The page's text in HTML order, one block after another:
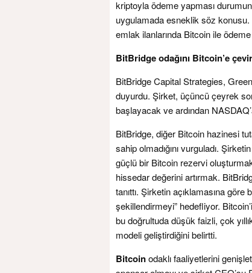
kriptoyla ödeme yapması
uygulamada esneklik söz konusu.
emlak ilanlarında Bitcoin ile
BitBridge odağını Bitcoin’e
BitBridge Capital Strategies,
duyurdu. Şirket, üçüncü çeyrek
başlayacak ve ardından
BitBridge, diğer Bitcoin hazinesi
sahip olmadığını vurguladı.
güçlü bir Bitcoin rezervi
hissedar değerini artırmak.
tanıttı. Şirketin açıklamasına
şekillendirmeyi” hedefliyor.
bu doğrultuda düşük faizli, çok
modeli geliştirdiğini belirtti.
Bitcoinodaklı faaliyetlerini